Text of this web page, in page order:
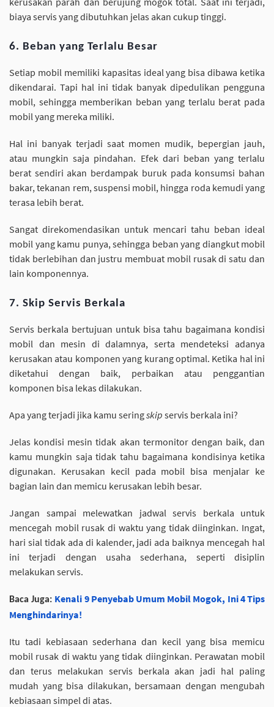
biaya servis yang dibutuhkan jelas akan cukup tinggi.
6. Beban yang Terlalu Besar
Setiap mobil memiliki kapasitas ideal yang bisa dibawa ketika
dikendarai. Tapi hal ini tidak banyak dipedulikan pengguna
mobil, sehingga memberikan beban yang terlalu berat pada
mobil yang mereka miliki.
Hal ini banyak terjadi saat momen mudik, bepergian jauh,
atau mungkin saja pindahan. Efek dari beban yang terlalu
berat sendiri akan berdampak buruk pada konsumsi bahan
bakar, tekanan rem, suspensi mobil, hingga roda kemudi yang
terasa lebih berat.
Sangat direkomendasikan untuk mencari tahu beban ideal
mobil yang kamu punya, sehingga beban yang diangkut mobil
tidak berlebihan dan justru membuat mobil rusak di satu dan
lain komponennya.
7. Skip Servis Berkala
Servis berkala bertujuan untuk bisa tahu bagaimana kondisi
mobil dan mesin di dalamnya, serta mendeteksi adanya
kerusakan atau komponen yang kurang optimal. Ketika hal ini
diketahui dengan baik, perbaikan atau penggantian
komponen bisa lekas dilakukan.
Apa yang terjadi jika kamu seringskip servis berkala ini?
Jelas kondisi mesin tidak akan termonitor dengan baik, dan
kamu mungkin saja tidak tahu bagaimana kondisinya ketika
digunakan. Kerusakan kecil pada mobil bisa menjalar ke
bagian lain dan memicu kerusakan lebih besar.
Jangan sampai melewatkan jadwal servis berkala untuk
mencegah mobil rusak di waktu yang tidak diinginkan. Ingat,
hari sial tidak ada di kalender, jadi ada baiknya mencegah hal
ini terjadi dengan usaha sederhana, seperti disiplin
melakukan servis.
Baca Juga: Kenali 9 Penyebab Umum Mobil Mogok, Ini 4 Tips
Menghindarinya!
Itu tadi kebiasaan sederhana dan kecil yang bisa memicu
mobil rusak di waktu yang tidak diinginkan. Perawatan mobil
dan terus melakukan servis berkala akan jadi hal paling
mudah yang bisa dilakukan, bersamaan dengan mengubah
kebiasaan simpel di atas.